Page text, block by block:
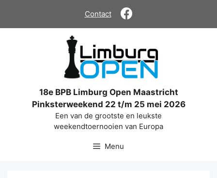
de
Contact
18e BPB Limburg Open Maastricht
Pinksterweekend 22 t/m 25 mei 2026
Een van de grootste en leukste
weekendtoernooien van Europa
Menu